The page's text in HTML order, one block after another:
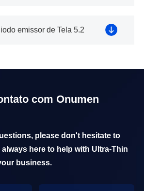
emissor de Tela 5.2
com Onumen
please don't hesitate to
here to help with Ultra-Thin
business.